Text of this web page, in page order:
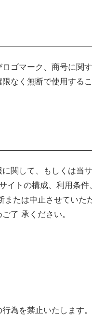
ゴマーク、商号に関
なく無断で使用する
関して、もしくは当
イトの構成、利用条
たは中止させてい
了 承ください。
為を禁止いたします。